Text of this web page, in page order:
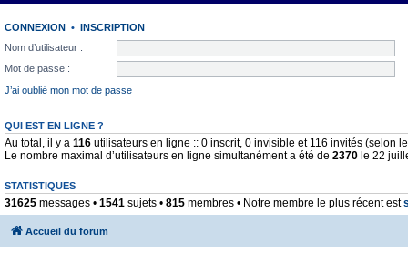
CONNEXION • INSCRIPTION
Nom d’utilisateur :
Mot de passe :
J’ai oublié mon mot de passe
QUI EST EN LIGNE ?
Au total, il y a 116 utilisateurs en ligne :: 0 inscrit, 0 invisible et 116 invités (selon
Le nombre maximal d’utilisateurs en ligne simultanément a été de 2370 le 22
STATISTIQUES
31625 messages • 1541 sujets • 815 membres • Notre membre le plus récent est
Accueil du forum